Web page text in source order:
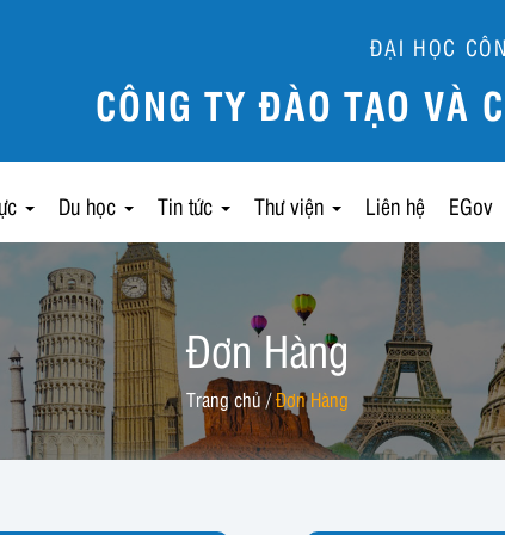
ĐẠI HỌC
CÔNG TY ĐÀO TẠO VÀ
Du học Tin tức Thư viện Liên hệ EGov
Đơn Hàng
Trang chủ/Đơn Hàng